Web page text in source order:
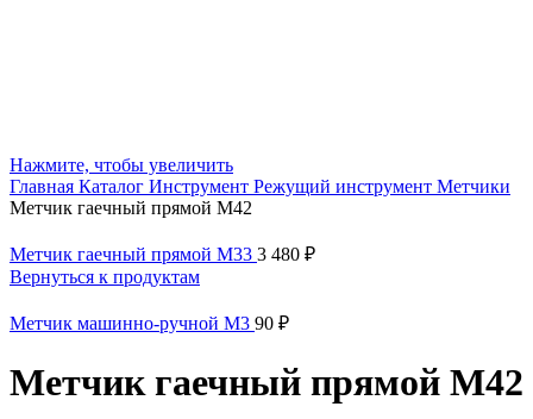
Нажмите, чтобы увеличить
Главная Каталог Инструмент Режущий инструмент Метчики
Метчик гаечный прямой М42
Метчик гаечный прямой М33 3 480 ₽
Вернуться к продуктам
Метчик машинно-ручной М3 90 ₽
Метчик гаечный прямой М42